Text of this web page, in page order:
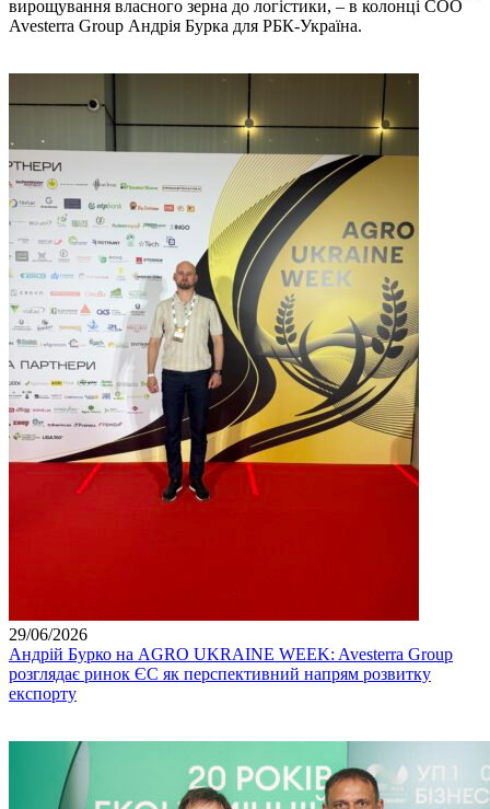
вирощування власного зерна до логістики, – в колонці COO
Avesterra Group Андрія Бурка для РБК-Україна.
29/06/2026
Андрій Бурко на AGRO UKRAINE WEEK: Avesterra Group
розглядає ринок ЄС як перспективний напрям розвитку
експорту